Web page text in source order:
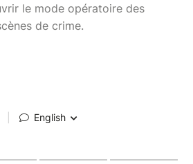
le mode opératoire des
de crime.